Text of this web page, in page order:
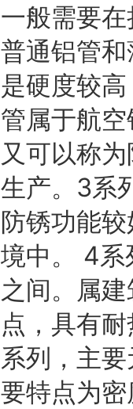
一般需要
普通铝管
是硬度较
管属于航
又可以称
生产。3系
防锈功能
境中。 4系
之间。属
点，具有
系列，主
要特点为